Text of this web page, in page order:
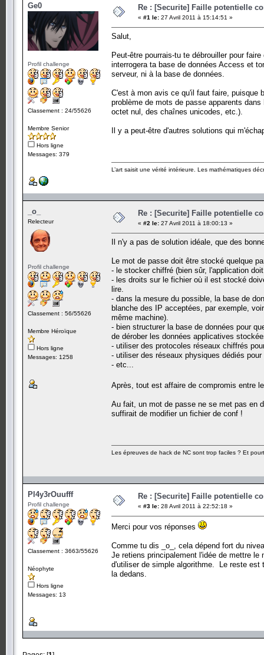
Ge0
Profil challenge
Classement : 24/55626
Membre Senior
Hors ligne
Messages: 379
Re : [Securite] Faille potentielle
« #1 le: 27 Avril 2011 à 15:14:51 »
Salut,
Peut-être pourrais-tu te débrouiller pour
interrogera ta base de données Access et
serveur, ni à la base de données.
C'est à mon avis ce qu'il faut faire, puisque
problème de mots de passe apparents
octet nul, des chaînes unicodes, etc.).
Il y a peut-être d'autres solutions qui
L’art saisit une vérité intérieure. Les mathématiques
_o_
Relecteur
Profil challenge
Classement : 56/55626
Membre Héroïque
Hors ligne
Messages: 1258
Re : [Securite] Faille potentielle
« #2 le: 27 Avril 2011 à 18:00:13 »
Il n'y a pas de solution idéale, que des
Le mot de passe doit être stocké quelque
- le stocker chiffré (bien sûr, l'application
- les droits sur le fichier où il est stocké
lire.
- dans la mesure du possible, la base de
blanche des IP acceptées, par exemple,
même machine).
- bien structurer la base de données pour
de dérober les données applicatives
- utiliser des protocoles réseaux chiffrés
- utiliser des réseaux physiques dédiés
- etc...
Après, tout est affaire de compromis entre
Au fait, un mot de passe ne se met pas en
suffirait de modifier un fichier de conf !
Les épreuves de hack de NC sont trop faciles ? Et
Pl4y3rOuufff
Profil challenge
Classement : 3663/55626
Néophyte
Hors ligne
Messages: 13
Re : [Securite] Faille potentielle
« #3 le: 28 Avril 2011 à 22:52:18 »
Merci pour vos réponses
Comme tu dis _o_, cela dépend fort du
Je retiens principalement l'idée de mettre
d'utiliser de simple algorithme. Le reste est
la dedans.